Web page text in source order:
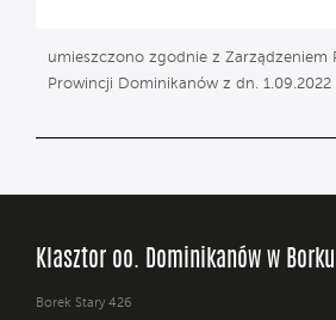
umieszczono zgodnie z Zarządzeniem
Prowincji Dominikanów z dn. 1.09.2022
Klasztor oo. Dominikanów w Borku
Borek Stary 426